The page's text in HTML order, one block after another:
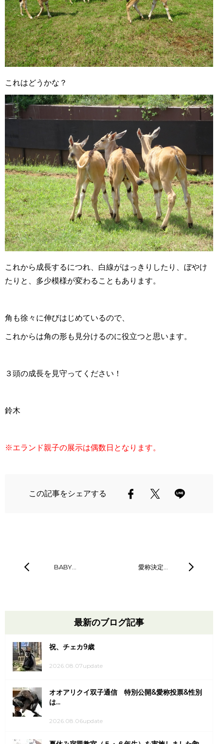
これはどうかな？
これから成長するにつれ、白線がはっきりしたり、ぼやけ
たりと、多少模様が変わることもあります。
角も徐々に伸びはじめているので、
これからは角の形も見分けるのに役立つと思います。
３頭の成長を見守ってください！
鈴木
※エランド親子の展示は偶数日となります。
この記事をシェアする
BABY… 愛称決定…
最新のブログ記事
祝、チェカ9歳
2026.08.07update
オオアリクイ双子通信 特別公開&愛称投票&性別
は...
2026.08.06update